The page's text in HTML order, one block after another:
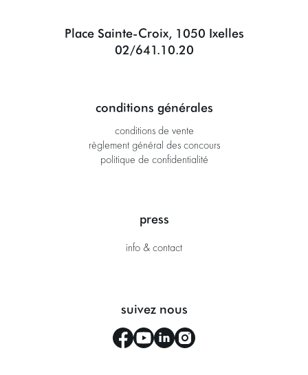
Place Sainte-Croix, 1050 Ixelles
02/641.10.20
conditions générales
conditions de vente
règlement général des concours
politique de confidentialité
press
info & contact
suivez nous